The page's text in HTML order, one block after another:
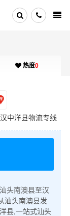
热度0
中洋县物流专线
头南澳县至汉
汕头南澳县发
县,一站式汕头